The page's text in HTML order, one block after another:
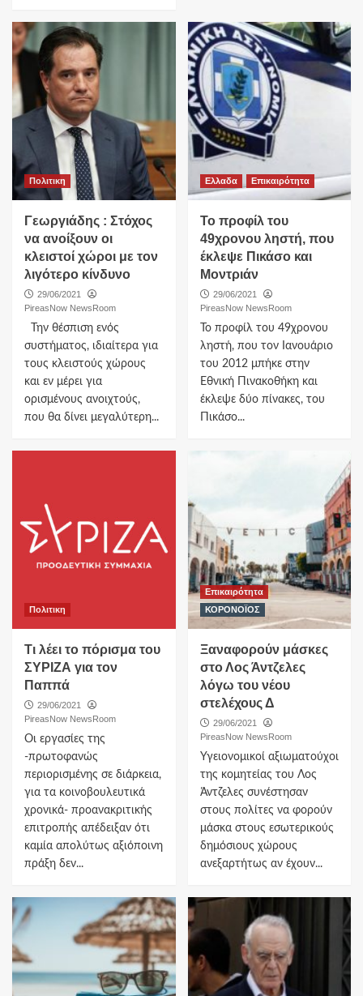
Πολιτικη
Γεωργιάδης : Στόχος
να ανοίξουν οι
κλειστοί χώροι με τον
λιγότερο κίνδυνο
29/06/2021
PireasNow NewsRoom
Την θέσπιση ενός
συστήματος, ιδιαίτερα για
τους κλειστούς χώρους
και εν μέρει για
ορισμένους ανοιχτούς,
που θα δίνει μεγαλύτερη...
Ελλαδα Επικαιρότητα
Το προφίλ του
49χρονου ληστή, που
έκλεψε Πικάσο και
Μοντριάν
29/06/2021
PireasNow NewsRoom
Το προφίλ του 49χρονου
ληστή, που τον Ιανουάριο
του 2012 μπήκε στην
Εθνική Πινακοθήκη και
έκλεψε δύο πίνακες, του
Πικάσο...
Πολιτικη
Τι λέει το πόρισμα του
ΣΥΡΙΖΑ για τον
Παππά
29/06/2021
PireasNow NewsRoom
Οι εργασίες της
-πρωτοφανώς
περιορισμένης σε διάρκεια,
για τα κοινοβουλευτικά
χρονικά- προανακριτικής
επιτροπής απέδειξαν ότι
καμία απολύτως αξιόποινη
πράξη δεν...
Επικαιρότητα
ΚΟΡΟΝΟΪΟΣ
Ξαναφορούν μάσκες
στο Λος Άντζελες
λόγω του νέου
στελέχους Δ
29/06/2021
PireasNow NewsRoom
Υγειονομικοί αξιωματούχοι
της κομητείας του Λος
Άντζελες συνέστησαν
στους πολίτες να φορούν
μάσκα στους εσωτερικούς
δημόσιους χώρους
ανεξαρτήτως αν έχουν...